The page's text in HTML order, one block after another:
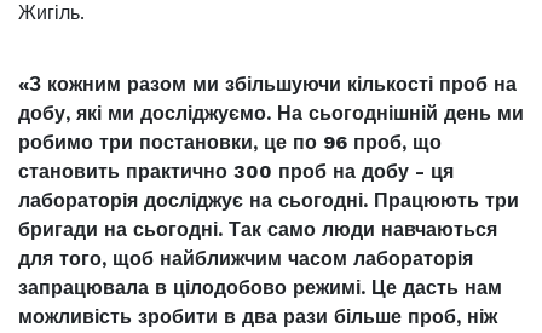
Жигіль.
«З кожним разом ми збільшуючи кількості проб на
добу, які ми досліджуємо. На сьогоднішній день ми
робимо три постановки, це по 96 проб, що
становить практично 300 проб на добу - ця
лабораторія досліджує на сьогодні. Працюють три
бригади на сьогодні. Так само люди навчаються
для того, щоб найближчим часом лабораторія
запрацювала в цілодобово режимі. Це дасть нам
можливість зробити в два рази більше проб, ніж